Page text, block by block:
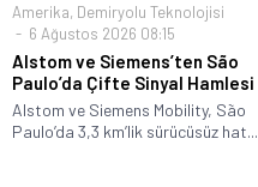
Amerika, Demiryolu Teknolojisi
6 Ağustos 2026 08:15
Alstom ve Siemens’ten São
Paulo’da Çifte Sinyal Hamlesi
Alstom ve Siemens Mobility, São
Paulo’da 3,3 km’lik sürücüsüz hat...